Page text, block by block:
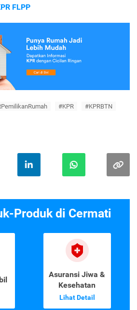
FLPP
#KPR #KPRBTN
Produk di Cermati
Asuransi Jiwa &
Kesehatan
Lihat Detail